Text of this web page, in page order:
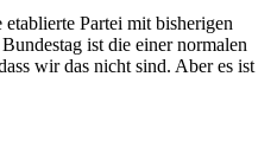
Partei mit bisherigen
ist die einer normalen
wir das nicht sind. Aber es ist